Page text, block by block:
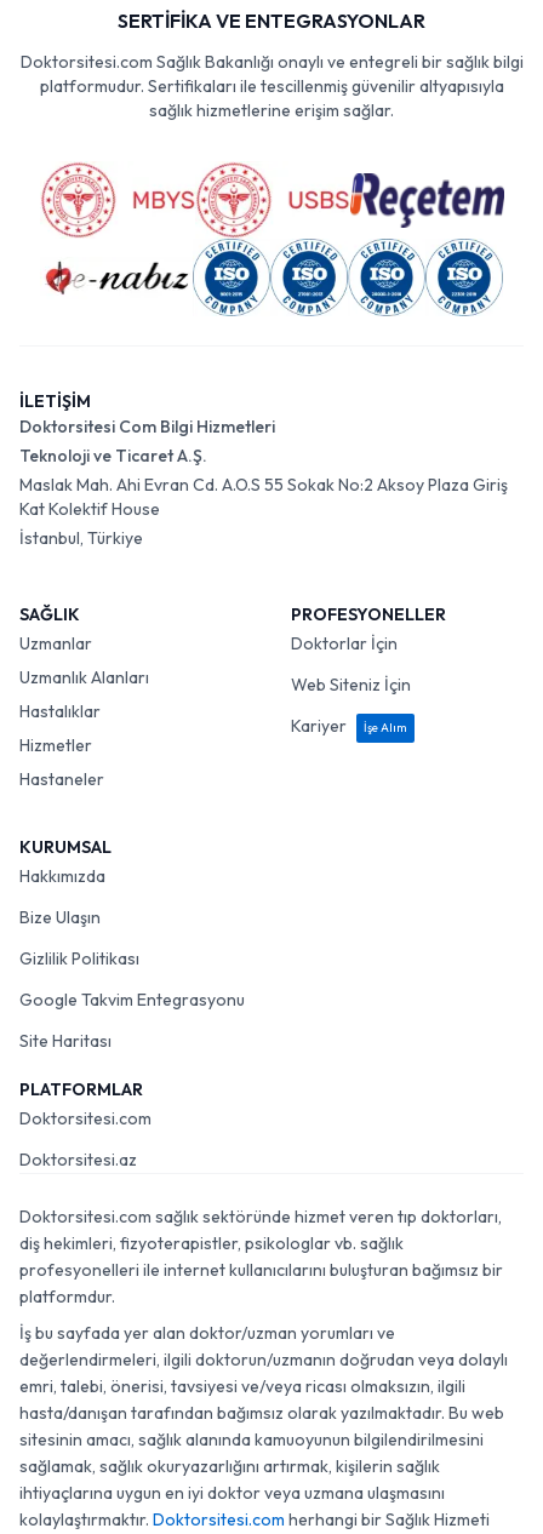
SERTİFİKA VE ENTEGRASYONLAR
Doktorsitesi.com Sağlık Bakanlığı onaylı ve entegreli bir sağlık bilgi
platformudur. Sertifikaları ile tescillenmiş güvenilir altyapısıyla
sağlık hizmetlerine erişim sağlar.
İLETİŞİM
Doktorsitesi Com Bilgi Hizmetleri
Teknoloji ve Ticaret A.Ş.
Maslak Mah. Ahi Evran Cd. A.O.S 55 Sokak No:2 Aksoy Plaza Giriş
Kat Kolektif House
İstanbul, Türkiye
SAĞLIK
Uzmanlar
Uzmanlık Alanları
Hastalıklar
Hizmetler
Hastaneler
PROFESYONELLER
Doktorlar İçin
Web Siteniz İçin
Kariyer
İşe Alım
KURUMSAL
Hakkımızda
Bize Ulaşın
Gizlilik Politikası
Google Takvim Entegrasyonu
Site Haritası
PLATFORMLAR
Doktorsitesi.com
Doktorsitesi.az
Doktorsitesi.com sağlık sektöründe hizmet veren tıp doktorları,
diş hekimleri, fizyoterapistler, psikologlar vb. sağlık
profesyonelleri ile internet kullanıcılarını buluşturan bağımsız bir
platformdur.
İş bu sayfada yer alan doktor/uzman yorumları ve
değerlendirmeleri, ilgili doktorun/uzmanın doğrudan veya dolaylı
emri, talebi, önerisi, tavsiyesi ve/veya ricası olmaksızın, ilgili
hasta/danışan tarafından bağımsız olarak yazılmaktadır. Bu web
sitesinin amacı, sağlık alanında kamuoyunun bilgilendirilmesini
sağlamak, sağlık okuryazarlığını artırmak, kişilerin sağlık
ihtiyaçlarına uygun en iyi doktor veya uzmana ulaşmasını
kolaylaştırmaktır. Doktorsitesi.com herhangi bir Sağlık Hizmeti